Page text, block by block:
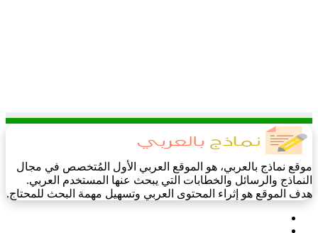
موقع نماذج بالعربي، هو الموقع العربي الأول المُتخصص في مجال
النماذج والرسائل والخطابات التي يبحث عنها المستخدم العربي.
هدف الموقع هو إثراء المحتوى العربي وتسهيل مهمة البحث للمحتاج.